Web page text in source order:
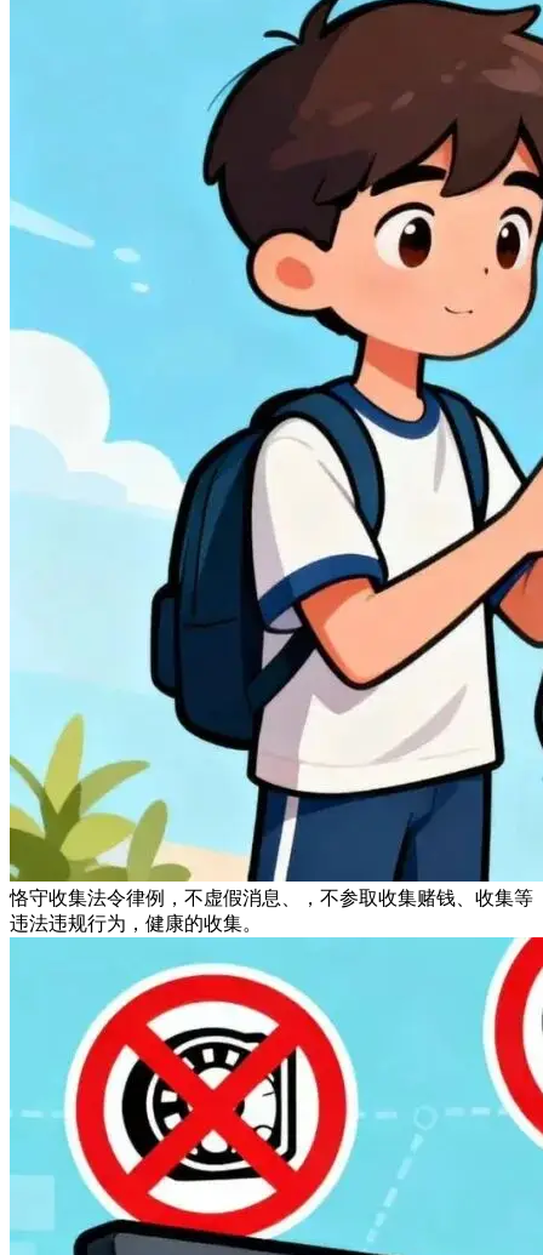
恪守收集法令律例，不虚假消息、，不参取收集赌钱、收集等
违法违规行为，健康的收集。